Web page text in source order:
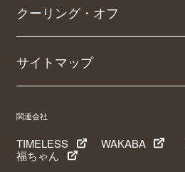
クーリング・オフ
サイトマップ
関連会社
TIMELESS WAKABA
福ちゃん